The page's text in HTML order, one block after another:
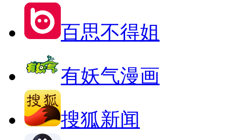
百思不得姐
有妖气漫画
搜狐新闻